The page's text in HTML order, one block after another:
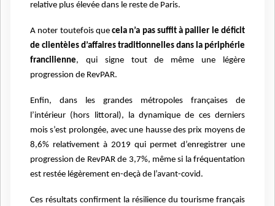
relative plus élevée dans le reste de Paris.
A noter toutefois quecela n’a pas suffit à pallier le déficit
de clientèles d’affaires traditionnelles dans la périphérie
francilienne, qui signe tout de même une légère
progression de RevPAR.
Enfin, dans les grandes métropoles françaises de
l’intérieur (hors littoral), la dynamique de ces derniers
mois s’est prolongée, avec une hausse des prix moyens de
8,6% relativement à 2019 qui permet d’enregistrer une
progression de RevPAR de 3,7%, même si la fréquentation
est restée légèrement en-deçà de l’avant-covid.
Ces résultats confirment la résilience du tourisme français